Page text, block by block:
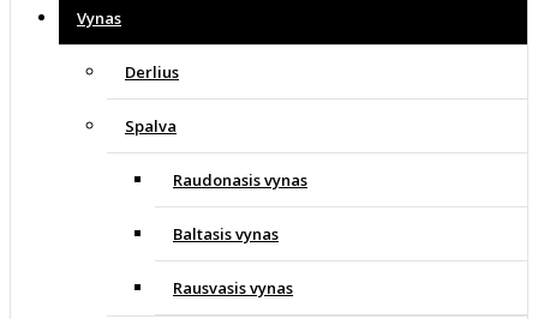
Vynas
Derlius
Spalva
Raudonasis vynas
Baltasis vynas
Rausvasis vynas